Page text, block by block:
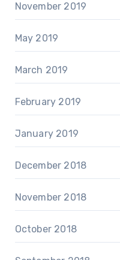
November 2019
May 2019
March 2019
February 2019
January 2019
December 2018
November 2018
October 2018